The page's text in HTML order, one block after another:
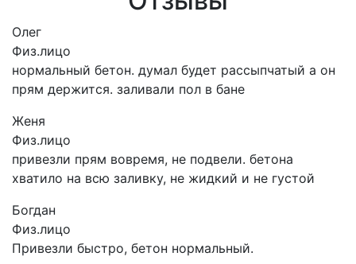
Олег
Физ.лицо
нормальный бетон. думал будет рассыпчатый а он
прям держится. заливали пол в бане
Женя
Физ.лицо
привезли прям вовремя, не подвели. бетона
хватило на всю заливку, не жидкий и не густой
Богдан
Физ.лицо
Привезли быстро, бетон нормальный.